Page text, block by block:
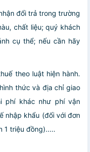
đổi trả trong trường
chất liệu; quý khách
cụ thể; nếu cần hãy
theo luật hiện hành.
thức và địa chỉ giao
phí khác như phí vận
nhập khẩu (đối với đơn
1 triệu đồng).....